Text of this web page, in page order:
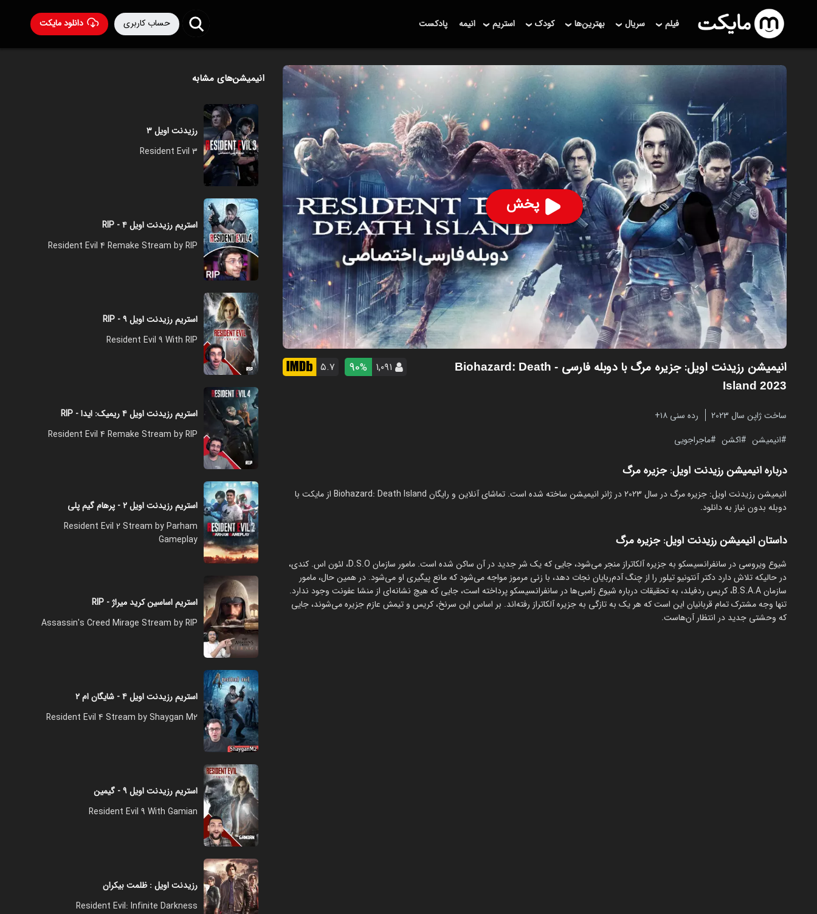
دانلود مایکت حساب کاربری فیلم سریال بهترین‌ها کودک استریم انیمه پادکست
پخش
انیمیشن رزیدنت اویل: جزیره مرگ با دوبله فارسی
- Biohazard: Death
Island 2023
۱,۰۹۱ 90% ۵.۷
ساخت ژاپن سال 2023
رده سنی ۱۸+
انیمیشن
اکشن ماجراجویی
درباره انیمیشن رزیدنت اویل: جزیره مرگ
انیمیشن رزیدنت اویل: جزیره مرگ در سال 2023 در ژانر انیمیشن ساخته شده است. تماشای آنلاین و رایگان Biohazard: Death Island از مایکت با
دوبله بدون نیاز به دانلود.
داستان انیمیشن رزیدنت اویل: جزیره مرگ
شیوع ویروسی در سانفرانسیسکو به جزیره آلکاتراز منجر می‌شود، جایی که یک شر جدید در آن ساکن شده است. مامور سازمان D.S.O، لئون اس. کندی،
در حالیکه تلاش دارد دکتر آنتونیو تیلور را از چنگ آدم‌ربایان نجات دهد، با زنی مرموز مواجه می‌شود که مانع پیگیری او می‌شود. در همین حال، مامور
سازمان B.S.A.A، کریس ردفیلد، به تحقیقات درباره شیوع زامبی‌ها در سانفرانسیسکو پرداخته است، جایی که هیچ نشانه‌ای از منشا عفونت وجود ندارد.
تنها وجه مشترک تمام قربانیان این است که هر یک به تازگی به جزیره آلکاتراز رفته‌اند. بر اساس این سرنخ، کریس و تیمش عازم جزیره می‌شوند، جایی
که وحشتی جدید در انتظار آن‌هاست.
انیمیشن‌های مشابه
رزیدنت اویل ۳
Resident Evil 3
استریم رزیدنت اویل ۴ - RIP
Resident Evil 4 Remake Stream by RIP
استریم رزیدنت اویل ۹ - RIP
Resident Evil 9 With RIP
استریم رزیدنت اویل ۴ ریمیک: ایدا - RIP
Resident Evil 4 Remake Stream by RIP
استریم رزیدنت اویل ۲ - پرهام گیم پلی
Resident Evil 2 Stream by Parham
Gameplay
استریم اساسین کرید میراژ - RIP
Assassin's Creed Mirage Stream by RIP
استریم رزیدنت اویل ۴ - شایگان ام ۲
Resident Evil 4 Stream by Shaygan M2
استریم رزیدنت اویل ۹ - گیمین
Resident Evil 9 With Gamian
رزیدنت اویل : ظلمت بیکران
Resident Evil: Infinite Darkness